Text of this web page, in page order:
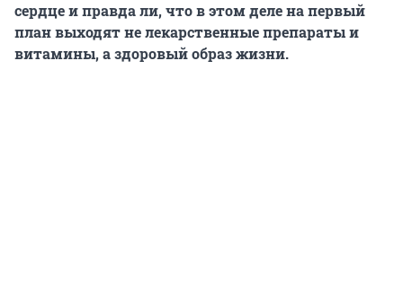
сердце и правда ли, что в этом деле на первый
план выходят не лекарственные препараты и
витамины, а здоровый образ жизни.